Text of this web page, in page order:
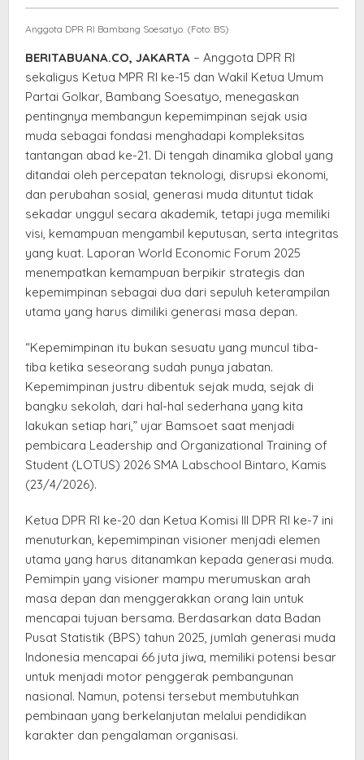
Anggota DPR RI Bambang Soesatyo. (Foto: BS)
BERITABUANA.CO, JAKARTA – Anggota DPR RI
sekaligus Ketua MPR RI ke-15 dan Wakil Ketua Umum
Partai Golkar, Bambang Soesatyo, menegaskan
pentingnya membangun kepemimpinan sejak usia
muda sebagai fondasi menghadapi kompleksitas
tantangan abad ke-21. Di tengah dinamika global yang
ditandai oleh percepatan teknologi, disrupsi ekonomi,
dan perubahan sosial, generasi muda dituntut tidak
sekadar unggul secara akademik, tetapi juga memiliki
visi, kemampuan mengambil keputusan, serta integritas
yang kuat. Laporan World Economic Forum 2025
menempatkan kemampuan berpikir strategis dan
kepemimpinan sebagai dua dari sepuluh keterampilan
utama yang harus dimiliki generasi masa depan.
“Kepemimpinan itu bukan sesuatu yang muncul tiba-
tiba ketika seseorang sudah punya jabatan.
Kepemimpinan justru dibentuk sejak muda, sejak di
bangku sekolah, dari hal-hal sederhana yang kita
lakukan setiap hari,” ujar Bamsoet saat menjadi
pembicara Leadership and Organizational Training of
Student (LOTUS) 2026 SMA Labschool Bintaro, Kamis
(23/4/2026).
Ketua DPR RI ke-20 dan Ketua Komisi III DPR RI ke-7 ini
menuturkan, kepemimpinan visioner menjadi elemen
utama yang harus ditanamkan kepada generasi muda.
Pemimpin yang visioner mampu merumuskan arah
masa depan dan menggerakkan orang lain untuk
mencapai tujuan bersama. Berdasarkan data Badan
Pusat Statistik (BPS) tahun 2025, jumlah generasi muda
Indonesia mencapai 66 juta jiwa, memiliki potensi besar
untuk menjadi motor penggerak pembangunan
nasional. Namun, potensi tersebut membutuhkan
pembinaan yang berkelanjutan melalui pendidikan
karakter dan pengalaman organisasi.